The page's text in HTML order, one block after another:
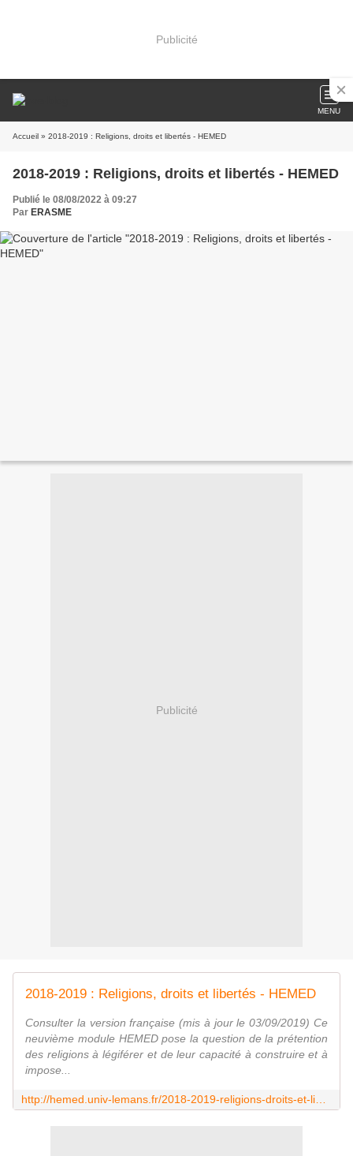
Publicité
MENU
Accueil » 2018-2019 : Religions, droits et libertés - HEMED
2018-2019 : Religions, droits et libertés - HEMED
Publié le 08/08/2022 à 09:27
Par ERASME
Publicité
2018-2019 : Religions, droits et libertés - HEMED
Consulter la version française (mis à jour le 03/09/2019) Ce
neuvième module HEMED pose la question de la prétention
des religions à légiférer et de leur capacité à construire et à
impose...